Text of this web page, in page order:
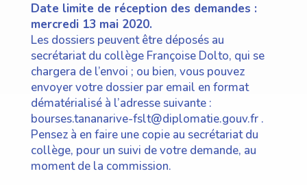
Date limite de réception des demandes :
mercredi 13 mai 2020.
Les dossiers peuvent être déposés au
secrétariat du collège Françoise Dolto, qui se
chargera de l’envoi ; ou bien, vous pouvez
envoyer votre dossier par email en format
dématérialisé à l’adresse suivante :
bourses.tananarive-fslt@diplomatie.gouv.fr .
Pensez à en faire une copie au secrétariat du
collège, pour un suivi de votre demande, au
moment de la commission.